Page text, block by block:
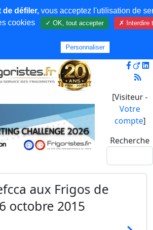
[Visiteur -
Votre
compte]
Recherche
aux Frigos de
octobre 2015
de défiler,vous acceptez l'utilisation de
cookies
✓ OK, tout accepter ✗ Interdire
Personnaliser